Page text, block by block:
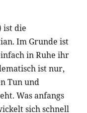
ist die
Im Grunde ist
in Ruhe ihr
ist nur,
Tun und
Was anfangs
sich schnell